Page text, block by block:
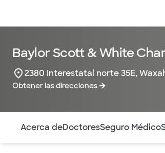
Baylor Scott & White
2380 Interestatal norte 35E,
Obtener las direcciones
Acerca deDoctoresSeguro Médico